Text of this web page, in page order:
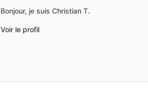
Bonjour, je suis Christian T.
Voir le profil